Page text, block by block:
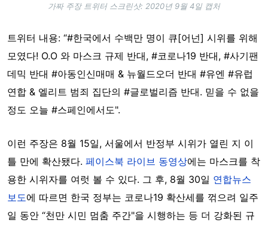
가짜 주장 트위터 스크린샷: 2020년 9월 4일 캡처
트위터 내용: “#한국에서 수백만 명이 큐[어넌] 시위를 위해
모였다! O.O 와 마스크 규제 반대, #코로나19 반대, #사기팬
데믹 반대 #아동인신매매 & 뉴월드오더 반대 #유엔 #유럽
연합 & 엘리트 범죄 집단의 #글로벌리즘 반대. 믿을 수 없을
정도 오늘 #스페인에서도".
이런 주장은 8월 15일, 서울에서 반정부 시위가 열린 지 이
틀 만에 확산됐다. 페이스북 라이브 동영상에는 마스크를 착
용한 시위자를 여럿 볼 수 있다. 그 후, 8월 30일 연합뉴스
보도에 따르면 한국 정부는 코로나19 확산세를 꺾으려 일주
일 동안 “천만 시민 멈춤 주간"을 시행하는 등 더 강화된 규